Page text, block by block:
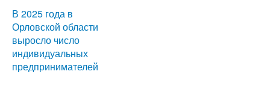
В 2025 года в
Орловской области
выросло число
индивидуальных
предпринимателей